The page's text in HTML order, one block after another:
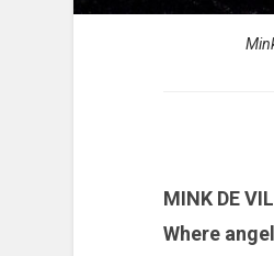
MINK DE
Where